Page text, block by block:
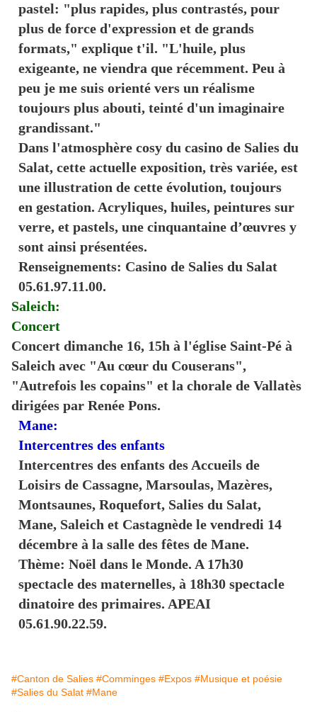
pastel: "plus rapides, plus contrastés, pour
plus de force d'expression et de grands
formats," explique t'il. "L'huile, plus
exigeante, ne viendra que récemment. Peu à
peu je me suis orienté vers un réalisme
toujours plus abouti, teinté d'un imaginaire
grandissant."
Dans l'atmosphère cosy du casino de Salies du
Salat, cette actuelle exposition, très variée, est
une illustration de cette évolution, toujours
en gestation. Acryliques, huiles, peintures sur
verre, et pastels, une cinquantaine d’œuvres y
sont ainsi présentées.
Renseignements: Casino de Salies du Salat
05.61.97.11.00.
Saleich:
Concert
Concert dimanche 16, 15h à l'église Saint-Pé à
Saleich avec "Au cœur du Couserans",
"Autrefois les copains" et la chorale de Vallatès
dirigées par Renée Pons.
Mane:
Intercentres des enfants
Intercentres des enfants des Accueils de
Loisirs de Cassagne, Marsoulas, Mazères,
Montsaunes, Roquefort, Salies du Salat,
Mane, Saleich et Castagnède le vendredi 14
décembre à la salle des fêtes de Mane.
Thème: Noël dans le Monde. A 17h30
spectacle des maternelles, à 18h30 spectacle
dinatoire des primaires. APEAI
05.61.90.22.59.
#Canton de Salies #Comminges #Expos #Musique et poésie
#Salies du Salat #Mane